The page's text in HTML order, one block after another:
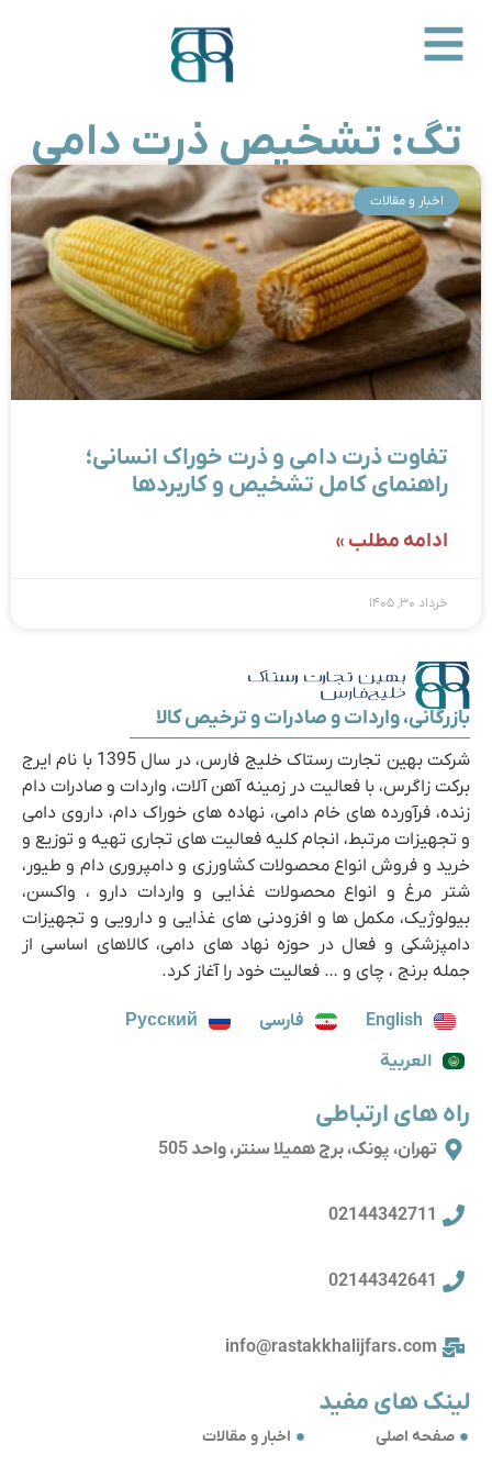
تگ: تشخیص ذرت دامی
اخبار و مقالات
تفاوت ذرت دامی و ذرت خوراک انسانی؛
راهنمای کامل تشخیص و کاربردها
ادامه مطلب »
خرداد ۳۰, ۱۴۰۵
بازرگانی، واردات و صادرات و ترخیص کالا
شرکت بهین تجارت رستاک خلیج فارس، در سال 1395 با نام ایرج
برکت زاگرس، با فعالیت در زمینه آهن آلات، واردات و صادرات دام
زنده، فرآورده های خام دامی، نهاده های خوراک دام، داروی دامی
و تجهیزات مرتبط، انجام کلیه فعالیت های تجاری تهیه و توزیع و
خرید و فروش انواع محصولات کشاورزی و دامپروری دام و طیور،
شتر مرغ و انواع محصولات غذایی و واردات دارو ، واکسن،
بیولوژیک، مکمل ها و افزودنی های غذایی و دارویی و تجهیزات
دامپزشکی و فعال در حوزه نهاد های دامی، کالاهای اساسی از
جمله برنج ، چای و … فعالیت خود را آغاز کرد.
English فارسی
Русский
العربية
راه های ارتباطی
تهران، پونک، برج همیلا سنتر، واحد 505
02144342711
02144342641
info@rastakkhalijfars.com
لینک های مفید
صفحه اصلی اخبار و مقالات